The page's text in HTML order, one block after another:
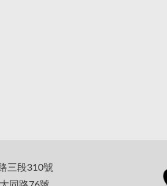
三段310號